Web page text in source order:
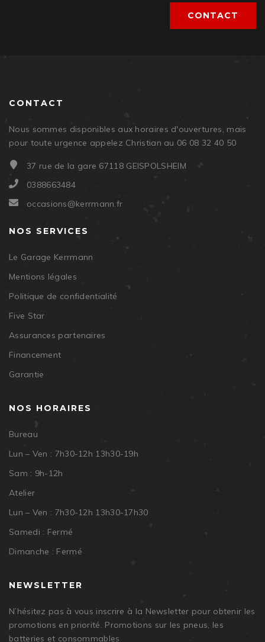
CONTACT
CONTACT
Nous sommes disponibles aux horaires d'ouvertures, mais
pour toute urgence appelez Christian au 06 08 32 40 50
37 rue de la gare 67118 GEISPOLSHEIM
0388663484
occasions@kerrmann.fr
NOS SERVICES
Le Garage Kerrmann
Mentions légales
Politique de confidentialité
Five Star
Assurances partenaires
Financement
Garantie
NOS HORAIRES
Bureau
Lun – Ven : 7h30-12h 13h30-19h
Sam : 9h-12h
Atelier
Lun – Ven : 7h30-12h 13h30-17h30
Samedi : Fermé
Dimanche : Fermé
NEWSLETTER
N’hésitez pas à vous inscrire à la Newsletter pour obtenir les
promotions en priorité. Promotions sur les pneus, les
batteries et consommables